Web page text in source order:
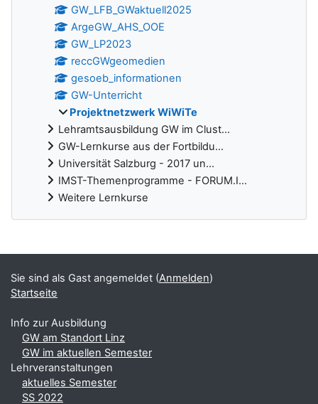
GW_LFB_GWaktuell2025
ArgeGW_AHS_OOE
GW_LP2023
reccGWgeomedien
gesoeb_informationen
GW-Unterricht
Projektnetzwerk WiWiTe
Lehramtsausbildung GW im Clust...
GW-Lernkurse aus der Fortbildu...
Universität Salzburg - 2017 un...
IMST-Themenprogramme - FORUM.I...
Weitere Lernkurse
Ergänzungsblöcke
Sie sind als Gast angemeldet (Anmelden)
Startseite
Info zur Ausbildung
GW am Standort Linz
GW im aktuellen Semester
Lehrveranstaltungen
aktuelles Semester
SS 2022